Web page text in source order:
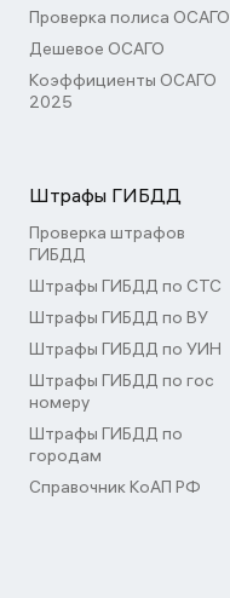
Проверка полиса ОСАГО
Дешевое ОСАГО
Коэффициенты ОСАГО
2025
Штрафы ГИБДД
Проверка штрафов
ГИБДД
Штрафы ГИБДД по СТС
Штрафы ГИБДД по ВУ
Штрафы ГИБДД по УИН
Штрафы ГИБДД по гос
номеру
Штрафы ГИБДД по
городам
Справочник КоАП РФ